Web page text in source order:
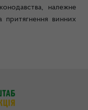
належне
притягнення винних